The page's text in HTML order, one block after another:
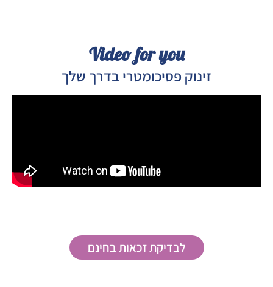
Video for you
זינוק פסיכומטרי בדרך שלך
לבדיקת זכאות בחינם